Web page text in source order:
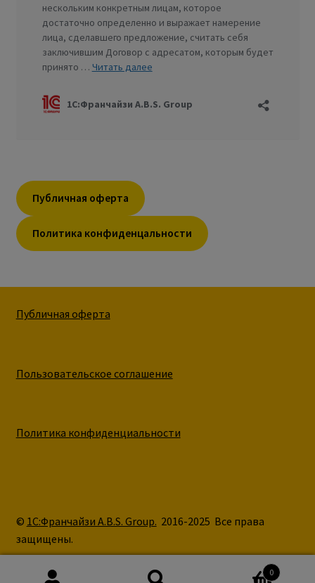
Публичная оферта
Политика конфиденцальности
Публичная оферта
Пользовательское соглашение
Политика конфиденциальности
© 1С:Франчайзи A.B.S. Group. 2016-2025 Все права
защищены.
0